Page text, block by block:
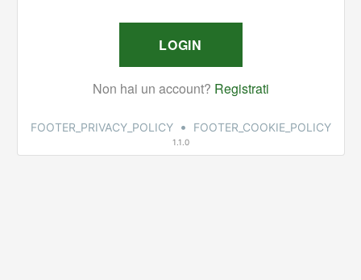
FOOTER_PRIVACY_POLICY • FOOTER_COOKIE_POLICY
1.1.0